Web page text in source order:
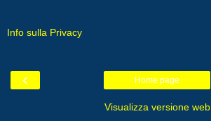
Info sulla Privacy
‹ Home page
Visualizza versione web